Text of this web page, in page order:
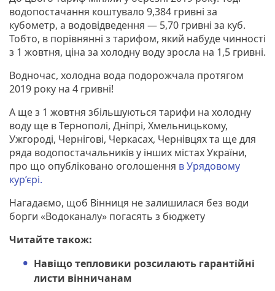
водопостачання коштувало 9,384 гривні за
кубометр, а водовідведення — 5,70 гривні за куб.
Тобто, в порівнянні з тарифом, який набуде чинності
з 1 жовтня, ціна за холодну воду зросла на 1,5 гривні.
Водночас, холодна вода подорожчала протягом
2019 року на 4 гривні!
А ще з 1 жовтня збільшуються тарифи на холодну
воду ще в Тернополі, Дніпрі, Хмельницькому,
Ужгороді, Чернігові, Черкасах, Чернівцях та ще для
ряда водопостачальників у інших містах України,
про що опубліковано оголошення в Урядовому
кур’єрі.
Нагадаємо, щоб Вінниця не залишилася без води
борги «Водоканалу» погасять з бюджету
Читайте також:
Навіщо тепловики розсилають гарантійні
листи вінничанам